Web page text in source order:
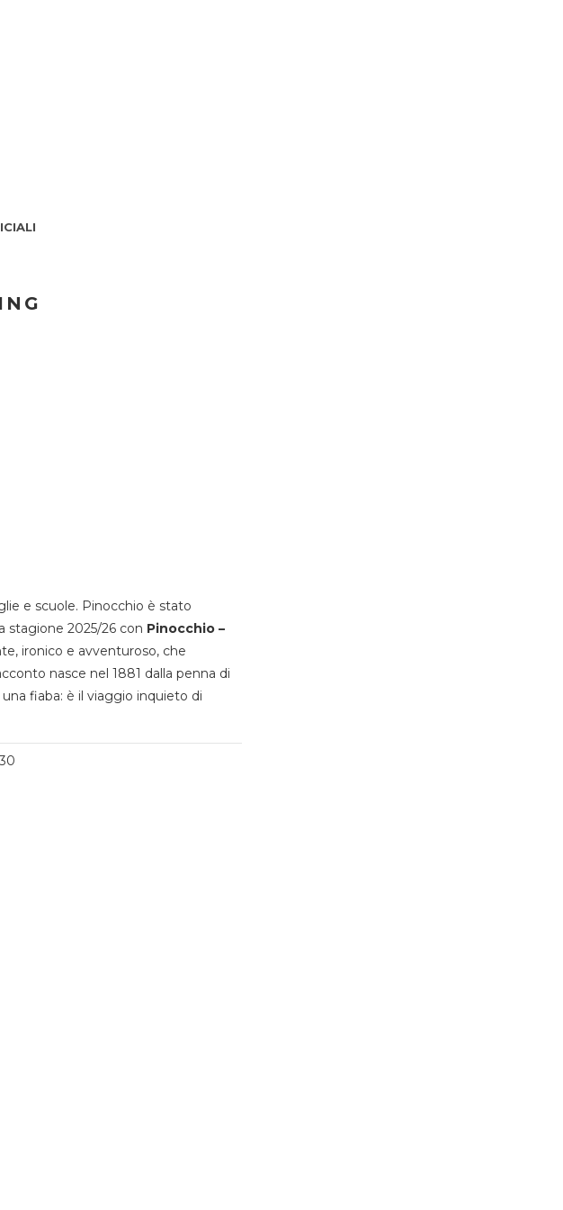
e scuole. Pinocchio è stato
stagione 2025/26 con Pinocchio –
ironico e avventuroso, che
nasce nel 1881 dalla penna di
fiaba: è il viaggio inquieto di